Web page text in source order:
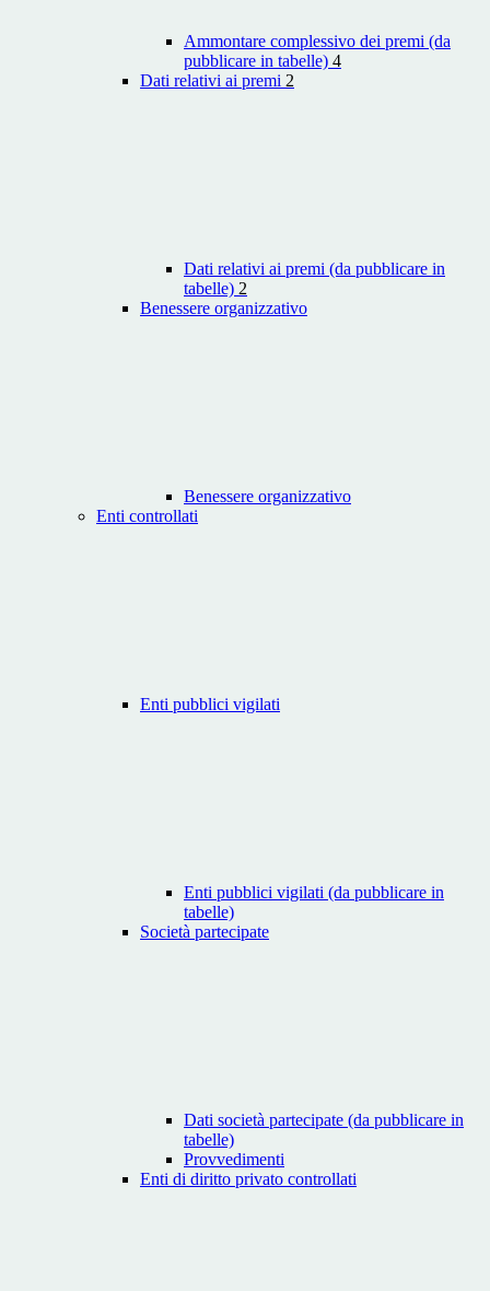
Ammontare complessivo dei premi (da
pubblicare in tabelle) 4
Dati relativi ai premi 2
Dati relativi ai premi (da pubblicare in
tabelle) 2
Benessere organizzativo
Benessere organizzativo
Enti controllati
Enti pubblici vigilati
Enti pubblici vigilati (da pubblicare in
tabelle)
Società partecipate
Dati società partecipate (da pubblicare in
tabelle)
Provvedimenti
Enti di diritto privato controllati